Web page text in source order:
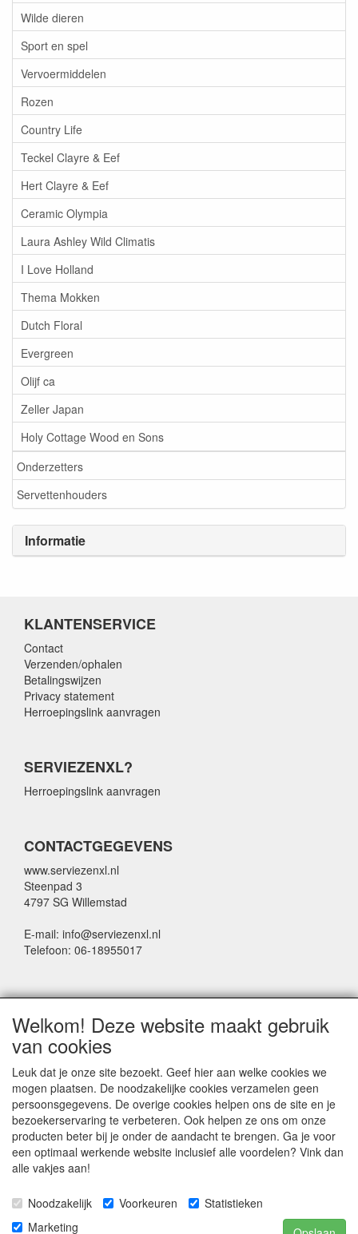
Wilde dieren
Sport en spel
Vervoermiddelen
Rozen
Country Life
Teckel Clayre & Eef
Hert Clayre & Eef
Ceramic Olympia
Laura Ashley Wild Climatis
I Love Holland
Thema Mokken
Dutch Floral
Evergreen
Olijf ca
Zeller Japan
Holy Cottage Wood en Sons
Onderzetters
Servettenhouders
Informatie
KLANTENSERVICE
Contact
Verzenden/ophalen
Betalingswijzen
Privacy statement
Herroepingslink aanvragen
SERVIEZENXL?
Herroepingslink aanvragen
CONTACTGEGEVENS
www.serviezenxl.nl
Steenpad 3
4797 SG Willemstad
E-mail: info@serviezenxl.nl
Telefoon: 06-18955017
Voornaam
Achternaam
E-mail
Welkom! Deze website maakt gebruik
van cookies
Leuk dat je onze site bezoekt. Geef hier aan welke cookies we
mogen plaatsen. De noodzakelijke cookies verzamelen geen
persoonsgegevens. De overige cookies helpen ons de site en je
bezoekerservaring te verbeteren. Ook helpen ze ons om onze
producten beter bij je onder de aandacht te brengen. Ga je voor
een optimaal werkende website inclusief alle voordelen? Vink dan
alle vakjes aan!
Noodzakelijk Voorkeuren
Statistieken
Marketing